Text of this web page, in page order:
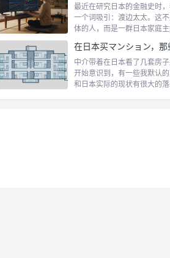
最近在研究日本的金融史时
一个词吸引：渡边太太。这
体的人，而是一群日本家庭
中介带着在日本看了几套房
开始意识到，有一些我默认
和日本实际的现状有很大的